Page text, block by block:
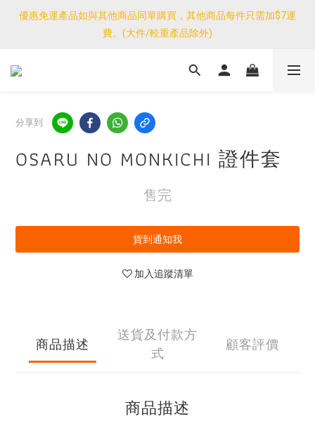
優惠免運產品如與其他商品同單購買，其他商品每件只需加$7運
費。(大件/較重產品除外)
優惠免運產品如與其他商品同單購買，其他商品每件只需加$7運
費。(大件/較重產品除外)
<公告>感謝支持！我們團隊由30/7~12/8外訪搜羅新產品，期間網
優惠免運產品如與其他商品同單購買，其他商品每件只需加$7運
費。(大件/較重產品除外)
分享到
OSARU NO MONKICHI 證件套
售完
貨到通知我
加入追蹤清單
商品描述
送貨及付款方
式
顧客評價
商品描述